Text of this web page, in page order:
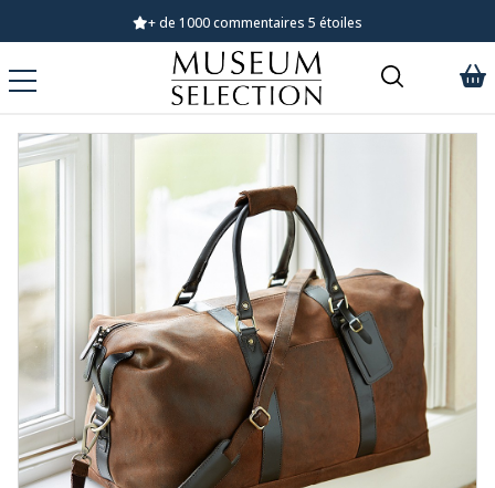
Demandez notre dernier catalogue